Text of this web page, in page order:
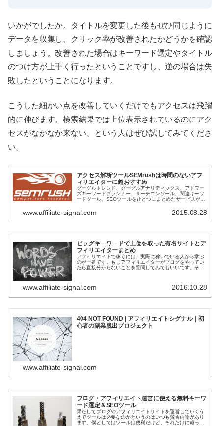
いかがでしたか。タイトルを変更した後もぜひ同じように
データを収集し、クリック率が改善されたかどうかを確認
しましょう。改善された場合はキーワード選定やタイトル
のつけ方が上手く行ったということですし、逆の場合は失
敗したということになります。
こうした細かい点を改善していくだけでもアクセスは飛躍
的に伸びます。検索結果では上位表示されているのにアク
セスがなかなか来ない、という人はぜひ試してみてくださ
い。
アクセス解析ツールSEMrushは時間のないアフ
ィリエイターに超おすすめ
グーグルトレンド、グーグルアナリティックス、アドワー
ズキーワードプランナー、サーチコンソール、関連キーワ
ードツール、SEOツールをひとつにまとめたサービスがつ
チェックやニッチなキーワ...
www.affiliate-signal.com 2015.08.28
ビッグキーワードで上位を取った有名サイトとア
フィリエイターまとめ
アフィリエイトで稼ぐには、実際に稼いでいる人から学ぶ
のが一番です。もしアフィリエイターがブログをやってい
たら直接分からないことを質問してみてもいいです。そう
www.affiliate-signal.com 2016.10.28
404 NOT FOUND | アフィリエイトシグナル｜初
心者の副業脱出プロジェクト
www.affiliate-signal.com
ブログ・アフィリエイト運営に使える無料キーワ
ード選定＆SEOツール
果たしてブログやアフィリエイトサイトを運営していくう
えでツールは必要なのかというのはいつも賛否両論があり
ます。僕としてはツールは便利だけど、それだけに頼った